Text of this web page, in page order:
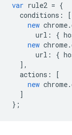
var rule2 = {
conditions :
[
new chrome.
url : {
new chrome.
url : {
],
actions :
[
new chrome.
]
};